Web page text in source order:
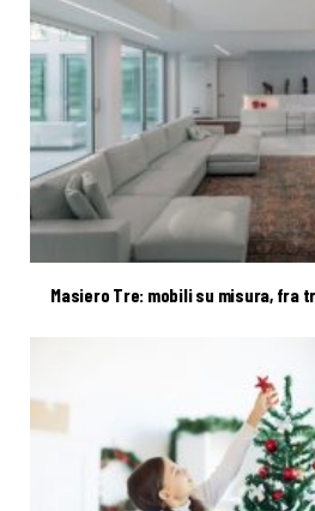
Masiero Tre: mobili su misura, fra